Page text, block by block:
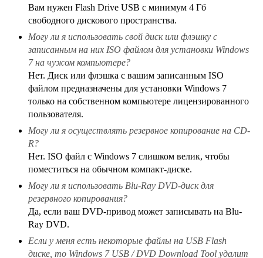
Вам нужен Flash Drive USB с минимум 4 Гб
свободного дискового пространства.
Могу ли я использовать свой диск или флэшку с
записанным на них ISO файлом для установки Windows
7 на чужом компьютере?
Нет. Диск или флэшка с вашим записанным ISO
файлом предназначены для установки Windows 7
только на собственном компьютере лицензированного
пользователя.
Могу ли я осуществлять резервное копирование на CD-
R?
Нет. ISO файл с Windows 7 слишком велик, чтобы
поместиться на обычном компакт-диске.
Могу ли я использовать Blu-Ray DVD-диск для
резервного копирования?
Да, если ваш DVD-привод может записывать на Blu-
Ray DVD.
Если у меня есть некоторые файлы на USB Flash
диске, то Windows 7 USB / DVD Download Tool удалит